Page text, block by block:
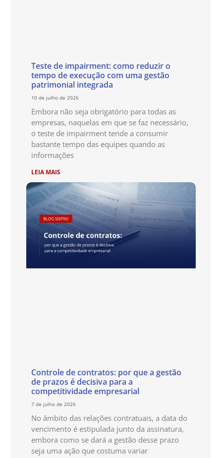
Teste de impairment: como reduzir o
tempo de execução com uma gestão
patrimonial integrada
10 de julho de 2026
Embora não seja obrigatório para todas as
empresas, naquelas em que se faz necessário,
o teste de impairment tende a consumir
bastante tempo das equipes quando as
informações
LEIA MAIS
Controle de contratos: por que a gestão
de prazos é decisiva para a
competitividade empresarial
7 de julho de 2026
No âmbito das relações contratuais, a data do
vencimento é estipulada junto da assinatura,
embora como se dará a gestão desse prazo
seja uma ação que costuma variar